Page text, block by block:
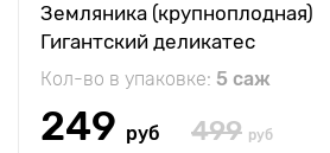
Земляника (крупноплодная)
Гигантский деликатес
Кол-во в упаковке: 5 саж
249 руб 499 руб